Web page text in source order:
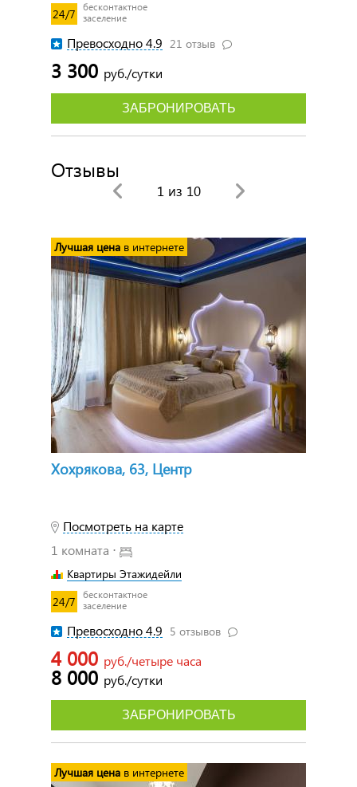
24/7
бесконтактное
заселение
Превосходно 4.9 21 отзыв
3 300 руб./сутки
ЗАБРОНИРОВАТЬ
Отзывы
1из 10
Хохрякова, 63, Центр
Посмотреть на карте
1 комната ⋅
Квартиры Этажидейли
24/7
бесконтактное
заселение
Превосходно 4.9 5 отзывов
4 000 руб./четыре часа
8 000 руб./сутки
Лучшая цена в интернете
ЗАБРОНИРОВАТЬ
Лучшая цена в интернете